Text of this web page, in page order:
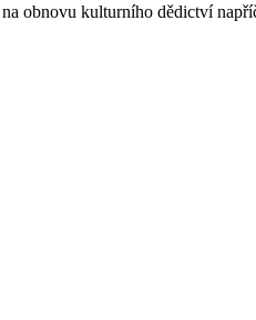
obnovu kulturního dědictví